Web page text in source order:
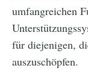
umfangreichen
für diejenigen,
auszuschöpfen.